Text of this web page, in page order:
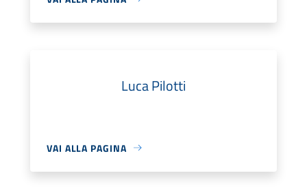
Luca Pilotti
VAI ALLA PAGINA